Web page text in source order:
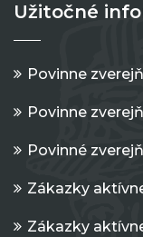
Užitočné
Povinne
Povinne
Povinné
Zákazky
Zákazky